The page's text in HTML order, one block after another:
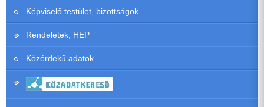
Képviselő testület, bizottságok
Rendeletek, HEP
Közérdekű adatok